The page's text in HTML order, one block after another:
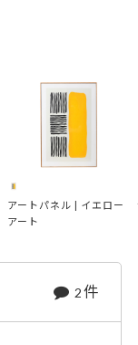
アートパネル | イエロー
アート
2件